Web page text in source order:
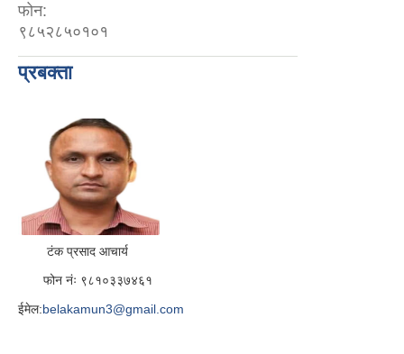
फोन:
९८५२८५०१०१
प्रबक्ता
टंक प्रसाद आचार्य
फोन नंः ९८१०३३७४६१
ईमेल:belakamun3@gmail.com